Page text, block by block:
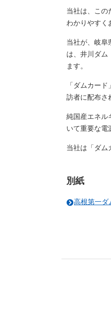
当社は、この
わかりやすく
当社が、岐阜
は、井川ダム
ます。
「ダムカー
訪者に配布さ
純国産エネル
いて重要な電
当社は「ダム
別紙
高根第一ダ